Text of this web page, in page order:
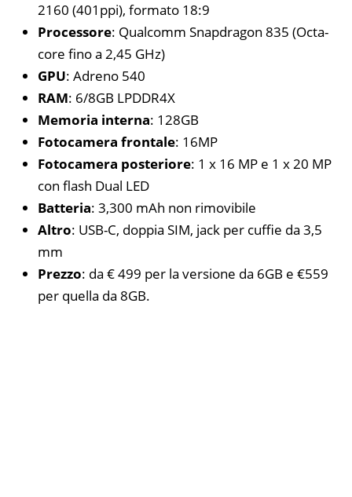
2160 (401ppi), formato 18:9
Processore: Qualcomm Snapdragon 835 (Octa-
core fino a 2,45 GHz)
GPU: Adreno 540
RAM: 6/8GB LPDDR4X
Memoria interna: 128GB
Fotocamera frontale: 16MP
Fotocamera posteriore: 1 x 16 MP e 1 x 20 MP
con flash Dual LED
Batteria: 3,300 mAh non rimovibile
Altro: USB-C, doppia SIM, jack per cuffie da 3,5
mm
Prezzo: da € 499 per la versione da 6GB e €559
per quella da 8GB.